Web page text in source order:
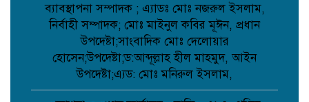
দেবিদ্বারে ভাড়াটিয়ার হাতে বাড়ির মালিক খুন,
পলিথিনে মোড়ানো লাশের ৯ প্যাকেট উদ্ধার,
আটক ১;
নওগাঁর আত্রাইয়ে পুলিশের অভিযানে ৫ জন
ব্যাবস্থাপনা সম্পাদক ; এ্যাডঃ মোঃ নজরুল ইসলাম,
নির্বাহী সম্পাদক; মোঃ মাইনুল কবির মূঈন, প্রধান
উপদেষ্টা;সাংবাদিক মোঃ দেলোয়ার
হোসেন;উপদেষ্টা;ড:আব্দূল্লাহ হীল মাহমুদ, আইন
উপদেষ্টা;এ্যড: মোঃ মনিরুল ইসলাম,